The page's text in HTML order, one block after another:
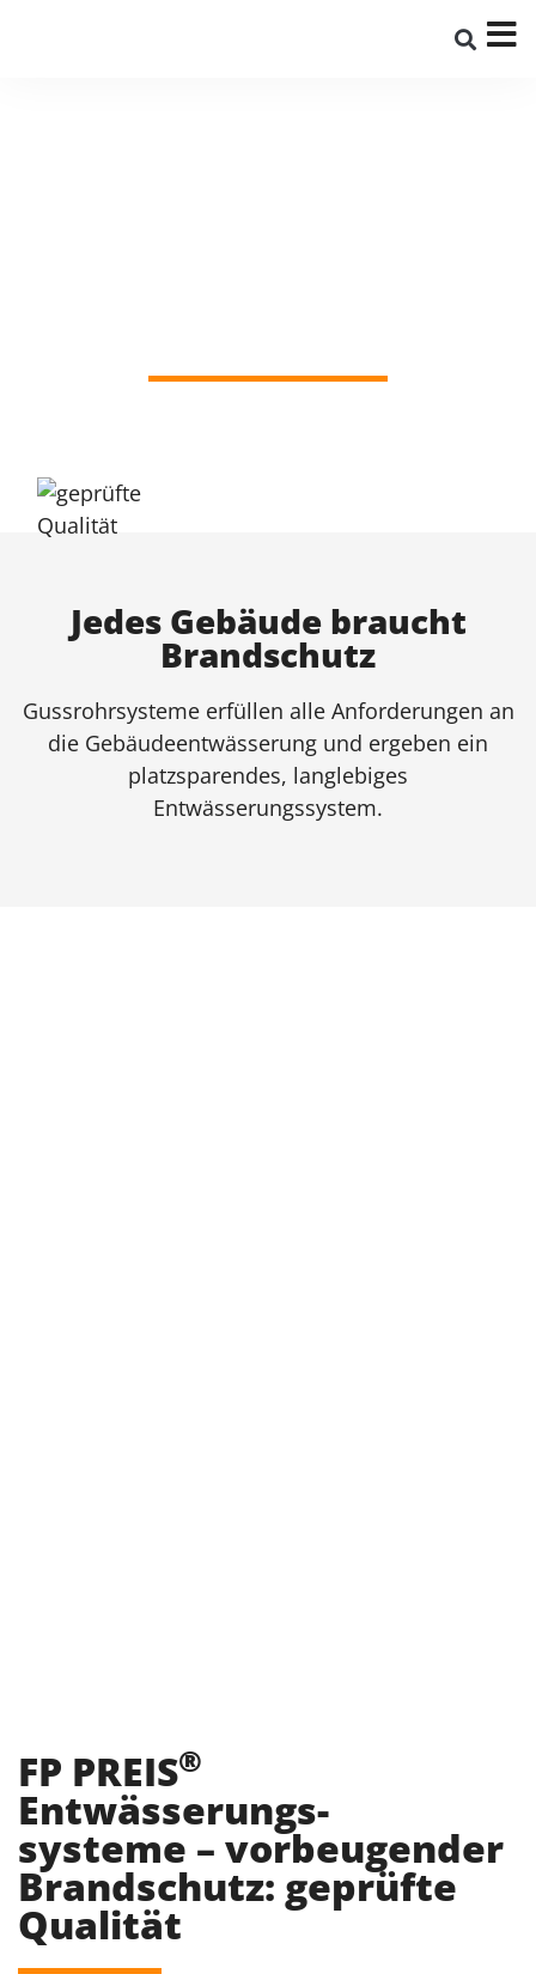
Jedes Gebäude braucht
Brandschutz
Gussrohrsysteme erfüllen alle Anforderungen an
die Gebäudeentwässerung und ergeben ein
platzsparendes, langlebiges
Entwässerungssystem.
FP PREIS®
Entwässerungs-
systeme – vorbeugender
Brandschutz: geprüfte
Qualität